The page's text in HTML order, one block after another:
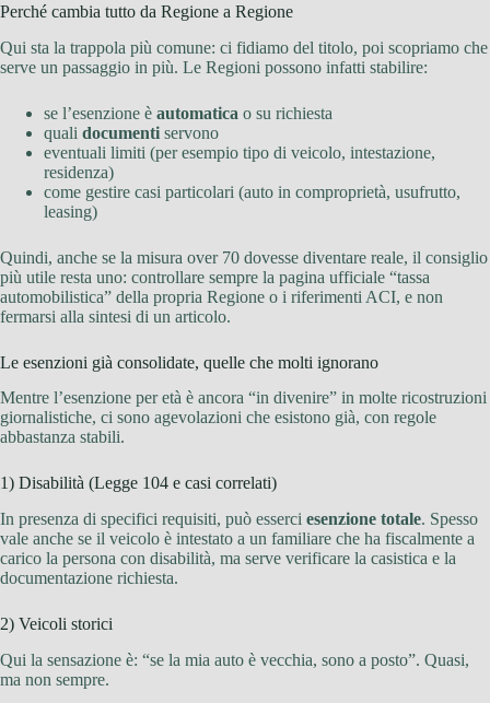
Perché cambia tutto da Regione a Regione
Qui sta la trappola più comune: ci fidiamo del titolo, poi scopriamo che
serve un passaggio in più. Le Regioni possono infatti stabilire:
se l’esenzione è automatica o su richiesta
quali documenti servono
eventuali limiti (per esempio tipo di veicolo, intestazione,
residenza)
come gestire casi particolari (auto in comproprietà, usufrutto,
leasing)
Quindi, anche se la misura over 70 dovesse diventare reale, il consiglio
più utile resta uno: controllare sempre la pagina ufficiale “tassa
automobilistica” della propria Regione o i riferimenti ACI, e non
fermarsi alla sintesi di un articolo.
Le esenzioni già consolidate, quelle che molti ignorano
Mentre l’esenzione per età è ancora “in divenire” in molte ricostruzioni
giornalistiche, ci sono agevolazioni che esistono già, con regole
abbastanza stabili.
1) Disabilità (Legge 104 e casi correlati)
In presenza di specifici requisiti, può esserci esenzione totale. Spesso
vale anche se il veicolo è intestato a un familiare che ha fiscalmente a
carico la persona con disabilità, ma serve verificare la casistica e la
documentazione richiesta.
2) Veicoli storici
Qui la sensazione è: “se la mia auto è vecchia, sono a posto”. Quasi,
ma non sempre.